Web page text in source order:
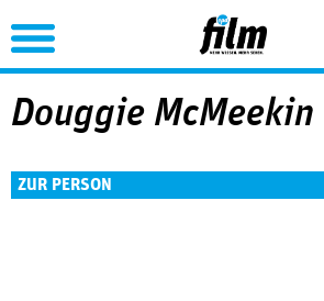
Jump to Navigation
Douggie McMeekin
ZUR PERSON